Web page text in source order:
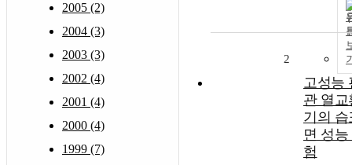
2005 (2)
2004 (3)
2003 (3)
2002 (4)
2001 (4)
2000 (4)
1999 (7)
2
고성능
관 열교
기의 습
면 성능
험